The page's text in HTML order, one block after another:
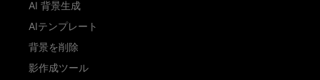
AI 背景生成
AIテンプレート
背景を削除
影作成ツール